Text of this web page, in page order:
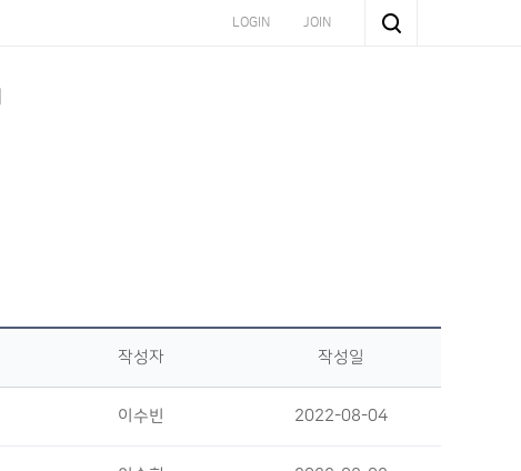
LOGIN JOIN
작성자 작성일
이수빈 2022-08-04